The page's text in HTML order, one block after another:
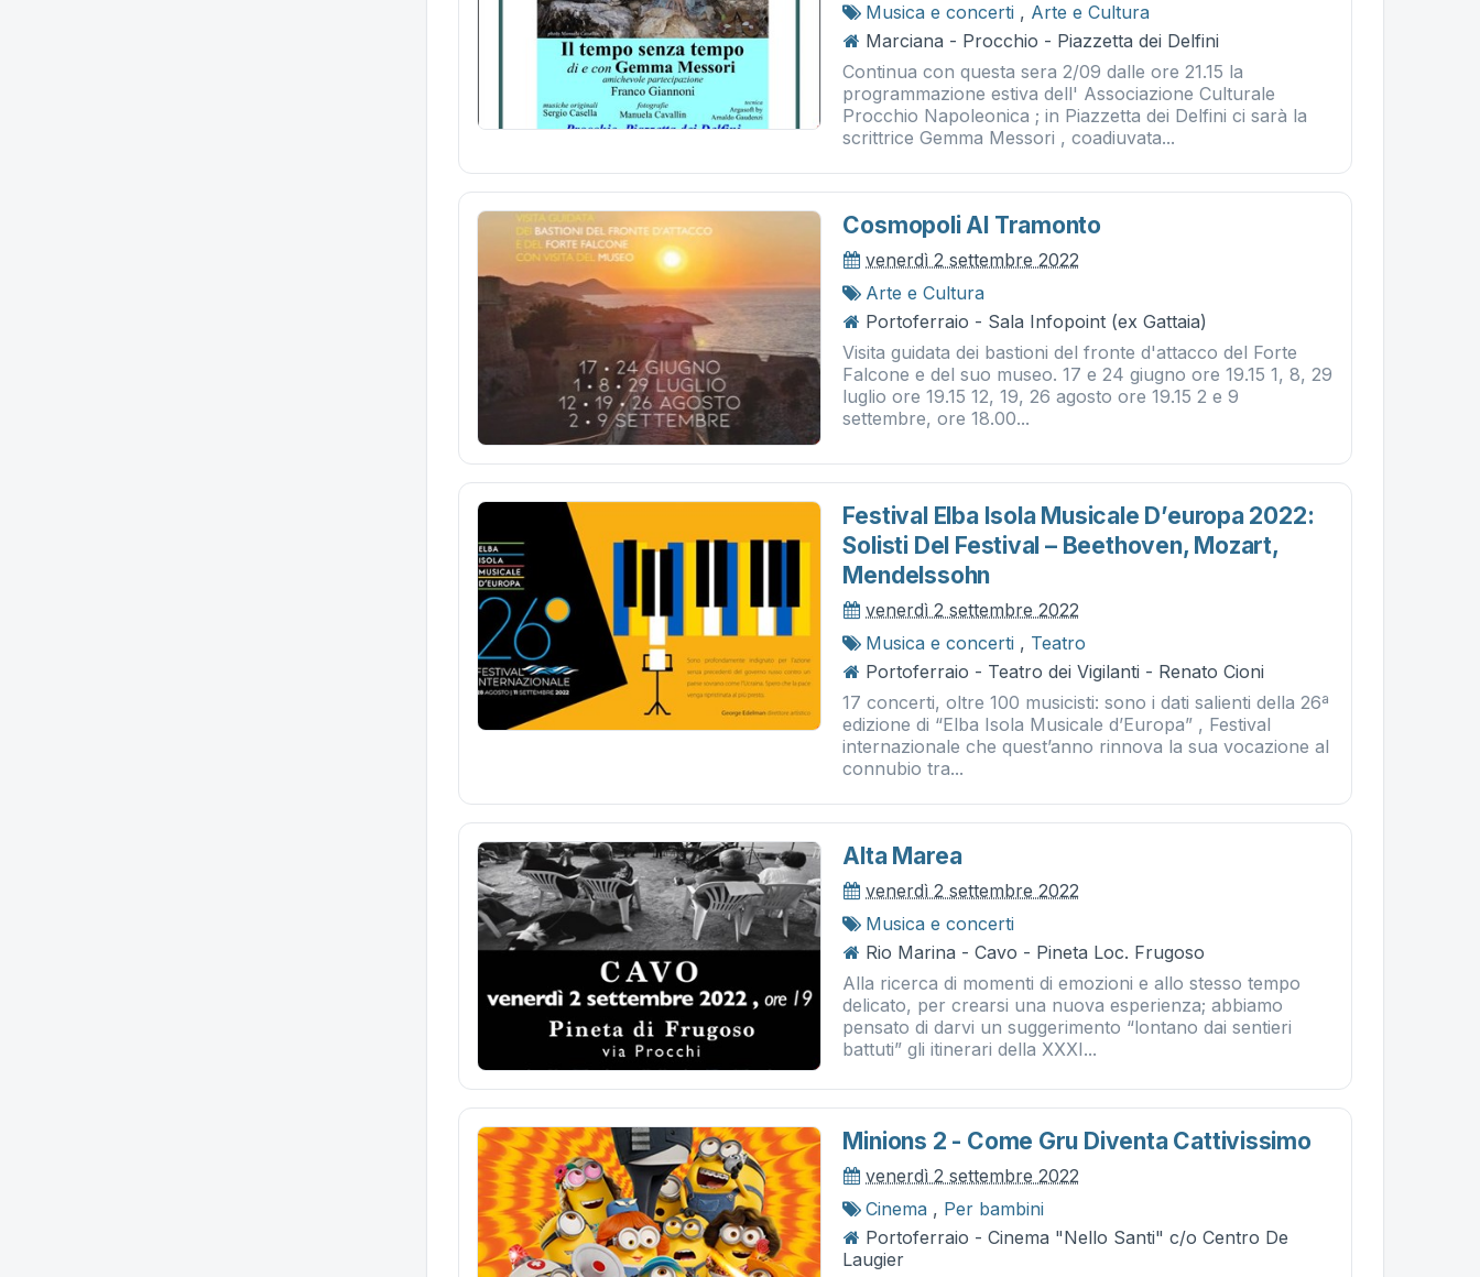
Musica e concerti , Arte e Cultura
Marciana - Procchio - Piazzetta dei Delfini
Continua con questa sera 2/09 dalle ore 21.15 la
programmazione estiva dell' Associazione Culturale
Procchio Napoleonica ; in Piazzetta dei Delfini ci sarà la
scrittrice Gemma Messori , coadiuvata...
Cosmopoli Al Tramonto
venerdì 2 settembre 2022
Arte e Cultura
Portoferraio - Sala Infopoint (ex Gattaia)
Visita guidata dei bastioni del fronte d'attacco del Forte
Falcone e del suo museo. 17 e 24 giugno ore 19.15 1, 8, 29
luglio ore 19.15 12, 19, 26 agosto ore 19.15 2 e 9
settembre, ore 18.00...
Festival Elba Isola Musicale D’europa 2022:
Solisti Del Festival – Beethoven, Mozart,
Mendelssohn
venerdì 2 settembre 2022
Musica e concerti , Teatro
Portoferraio - Teatro dei Vigilanti - Renato Cioni
17 concerti, oltre 100 musicisti: sono i dati salienti della 26ª
edizione di “Elba Isola Musicale d’Europa” , Festival
internazionale che quest’anno rinnova la sua vocazione al
connubio tra...
Alta Marea
venerdì 2 settembre 2022
Musica e concerti
Rio Marina - Cavo - Pineta Loc. Frugoso
Alla ricerca di momenti di emozioni e allo stesso tempo
delicato, per crearsi una nuova esperienza; abbiamo
pensato di darvi un suggerimento “lontano dai sentieri
battuti” gli itinerari della XXXI...
Minions 2 - Come Gru Diventa Cattivissimo
venerdì 2 settembre 2022
Cinema , Per bambini
Portoferraio - Cinema "Nello Santi" c/o Centro De
Laugier